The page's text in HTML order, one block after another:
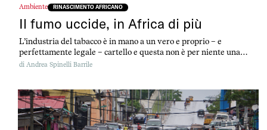
Ambiente RINASCIMENTO AFRICANO
Il fumo uccide, in Africa di più
L’industria del tabacco è in mano a un vero e proprio – e
perfettamente legale – cartello e questa non è per niente una
notizia: più o meno è sempre stato così.
di Andrea Spinelli Barrile